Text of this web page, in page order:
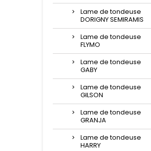
Lame de tondeuse
DORIGNY SEMIRAMIS
Lame de tondeuse
FLYMO
Lame de tondeuse
GABY
Lame de tondeuse
GILSON
Lame de tondeuse
GRANJA
Lame de tondeuse
HARRY